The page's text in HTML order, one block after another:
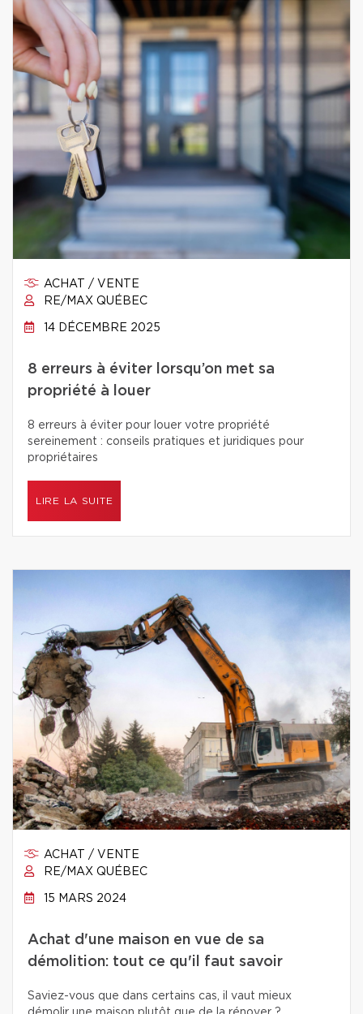
ACHAT / VENTE
RE/MAX QUÉBEC
14 DÉCEMBRE 2025
8 erreurs à éviter lorsqu’on met sa
propriété à louer
8 erreurs à éviter pour louer votre propriété
sereinement : conseils pratiques et juridiques pour
propriétaires
LIRE LA SUITE
ACHAT / VENTE
RE/MAX QUÉBEC
15 MARS 2024
Achat d'une maison en vue de sa
démolition: tout ce qu'il faut savoir
Saviez-vous que dans certains cas, il vaut mieux